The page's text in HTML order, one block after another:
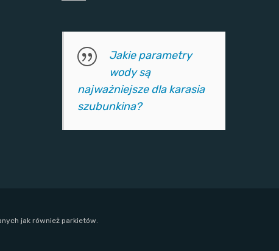
Jakie parametry
wody są
najważniejsze dla karasia
szubunkina?
jak również parkietów.